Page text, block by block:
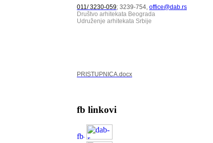
011/ 3230-059; 3239-754, office@dab.rs
Društvo arhitekata Beograda
Udruženje arhitekata Srbije
PRISTUPNICA.docx
fb linkovi